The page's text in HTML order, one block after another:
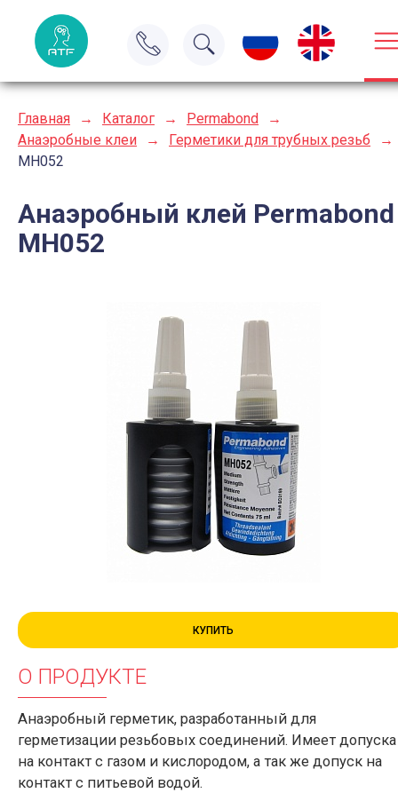
Главная → Каталог → Permabond
→
Анаэробные клеи
→ Герметики для трубных резьб
→
MH052
Анаэробный клей Permabond
MH052
КУПИТЬ
О ПРОДУКТЕ
Анаэробный герметик, разработанный для
герметизации резьбовых соединений. Имеет допуска
на контакт с газом и кислородом, а так же допуск на
контакт с питьевой водой.